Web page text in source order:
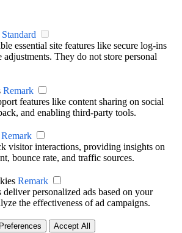
Standard
essential site features like secure log-ins
adjustments. They do not store personal
Remark
features like content sharing on social
and enabling third-party tools.
Remark
visitor interactions, providing insights on
bounce rate, and traffic sources.
Remark
personalized ads based on your
the effectiveness of ad campaigns.
Accept All